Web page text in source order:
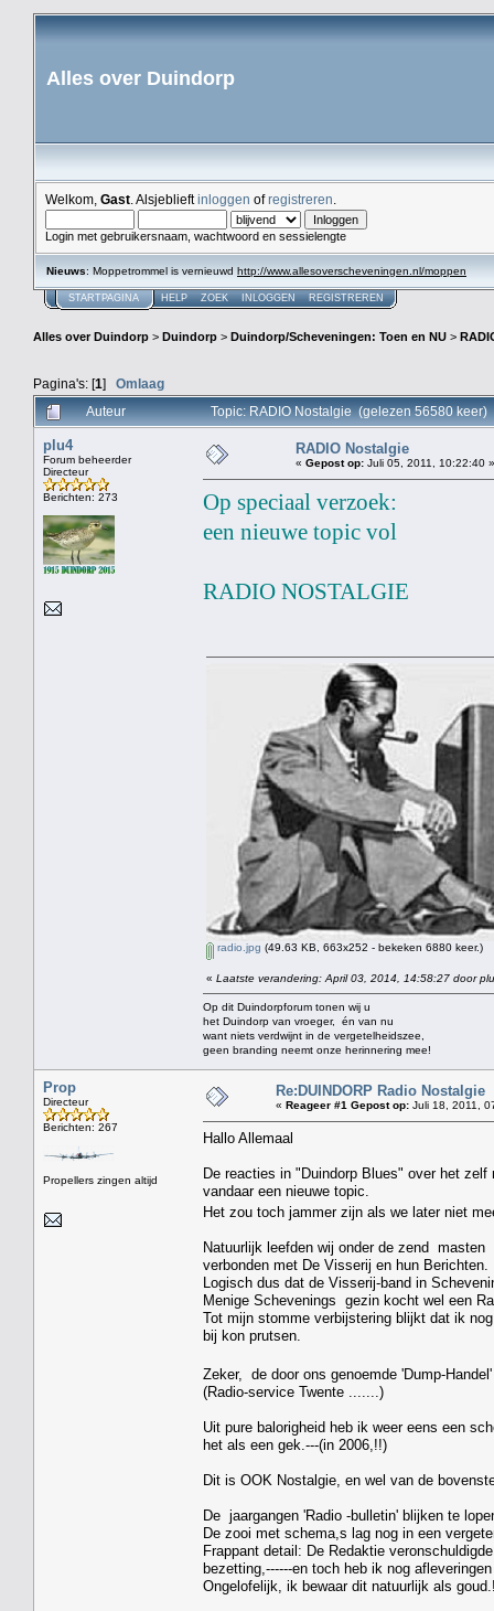
Alles over Duindorp
Welkom, Gast . Alsjeblieftinloggen ofregistreren
Login met gebruikersnaam, wachtwoord en sessielengte
Nieuws: Moppetrommel is vernieuwd http://www.allesoverscheveningen.nl/moppen
STARTPAGINA HELP ZOEK INLOGGEN REGISTREREN
Alles over Duindorp > Duindorp > Duindorp/Scheveningen: Toen en NU >
Pagina's: [1] Omlaag
Auteur
Topic: RADIO Nostalgie (gelezen 56580 keer)
plu4
Forum beheerder
Directeur
Berichten: 273
RADIO Nostalgie
« Gepost op: Juli 05, 2011, 10:22:40 »
Op speciaal verzoek:
een nieuwe topic vol
RADIO NOSTALGIE
radio.jpg (49.63 KB, 663x252 - bekeken 6880 keer.)
« Laatste verandering: April 03, 2014, 14:58:27 door
Op dit Duindorpforum tonen wij u
het Duindorp van vroeger, én van nu
want niets verdwijnt in de vergetelheidszee,
geen branding neemt onze herinnering mee!
Prop
Directeur
Berichten: 267
Propellers zingen altijd
Re:DUINDORP Radio Nostalgie
« Reageer #1 Gepost op: Juli 18, 2011,
Hallo Allemaal
De reacties in "Duindorp Blues" over het
vandaar een nieuwe topic.
Het zou toch jammer zijn als we later niet
Natuurlijk leefden wij onder de zend masten
verbonden met De Visserij en hun Berichten.
Logisch dus dat de Visserij-band in
Menige Schevenings gezin kocht wel een
Tot mijn stomme verbijstering blijkt dat ik
bij kon prutsen.
Zeker, de door ons genoemde 'Dump-
(Radio-service Twente .......)
Uit pure balorigheid heb ik weer eens een
het als een gek.---(in 2006,!!)
Dit is OOK Nostalgie, en wel van de
De jaargangen 'Radio -bulletin' blijken te
De zooi met schema,s lag nog in een
Frappant detail: De Redaktie
bezetting,------en toch heb ik nog
Ongelofelijk, ik bewaar dit natuurlijk als